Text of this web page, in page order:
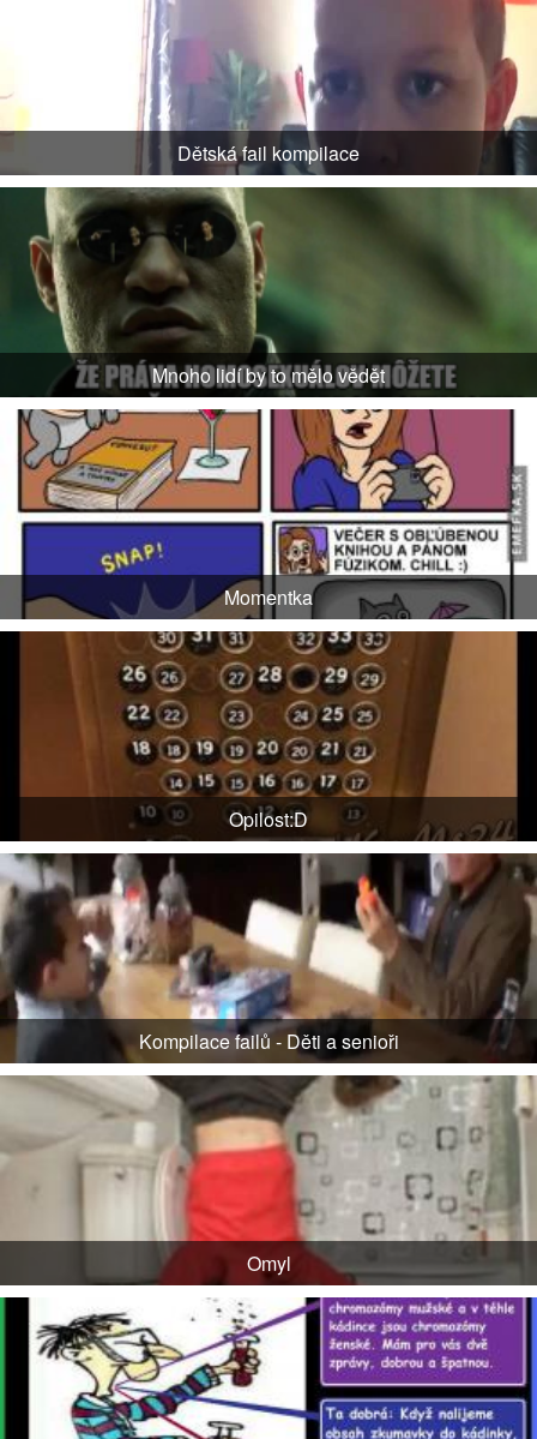
Dětská fail kompilace
Mnoho lidí by to mělo vědět
Momentka
Opilost:D
Kompilace failů - Děti a senioři
Omyl